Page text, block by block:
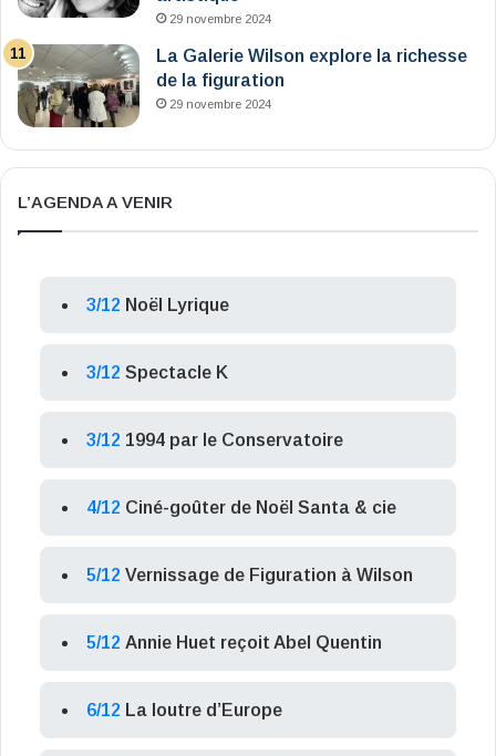
29 novembre 2024
La Galerie Wilson explore la richesse
de la figuration
29 novembre 2024
L’AGENDA A VENIR
3/12 Noël Lyrique
3/12 Spectacle K
3/12 1994 par le Conservatoire
4/12 Ciné-goûter de Noël Santa & cie
5/12 Vernissage de Figuration à Wilson
5/12 Annie Huet reçoit Abel Quentin
6/12 La loutre d’Europe